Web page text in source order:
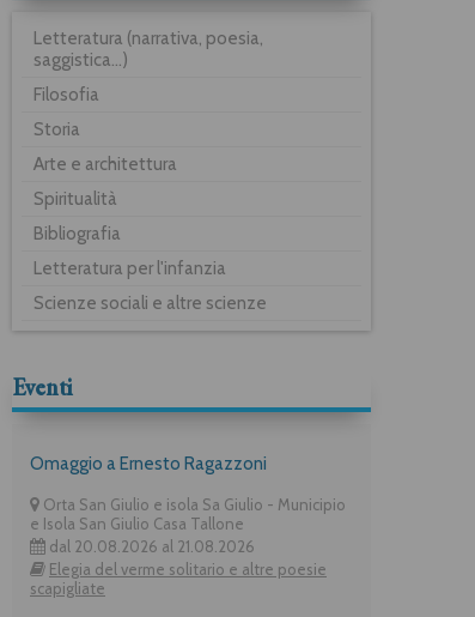
Letteratura (narrativa, poesia,
saggistica...)
Filosofia
Storia
Arte e architettura
Spiritualità
Bibliografia
Letteratura per l'infanzia
Scienze sociali e altre scienze
Eventi
Omaggio a Ernesto Ragazzoni
Orta San Giulio e isola Sa Giulio - Municipio
e Isola San Giulio Casa Tallone
dal 20.08.2026 al 21.08.2026
Elegia del verme solitario e altre poesie
scapigliate